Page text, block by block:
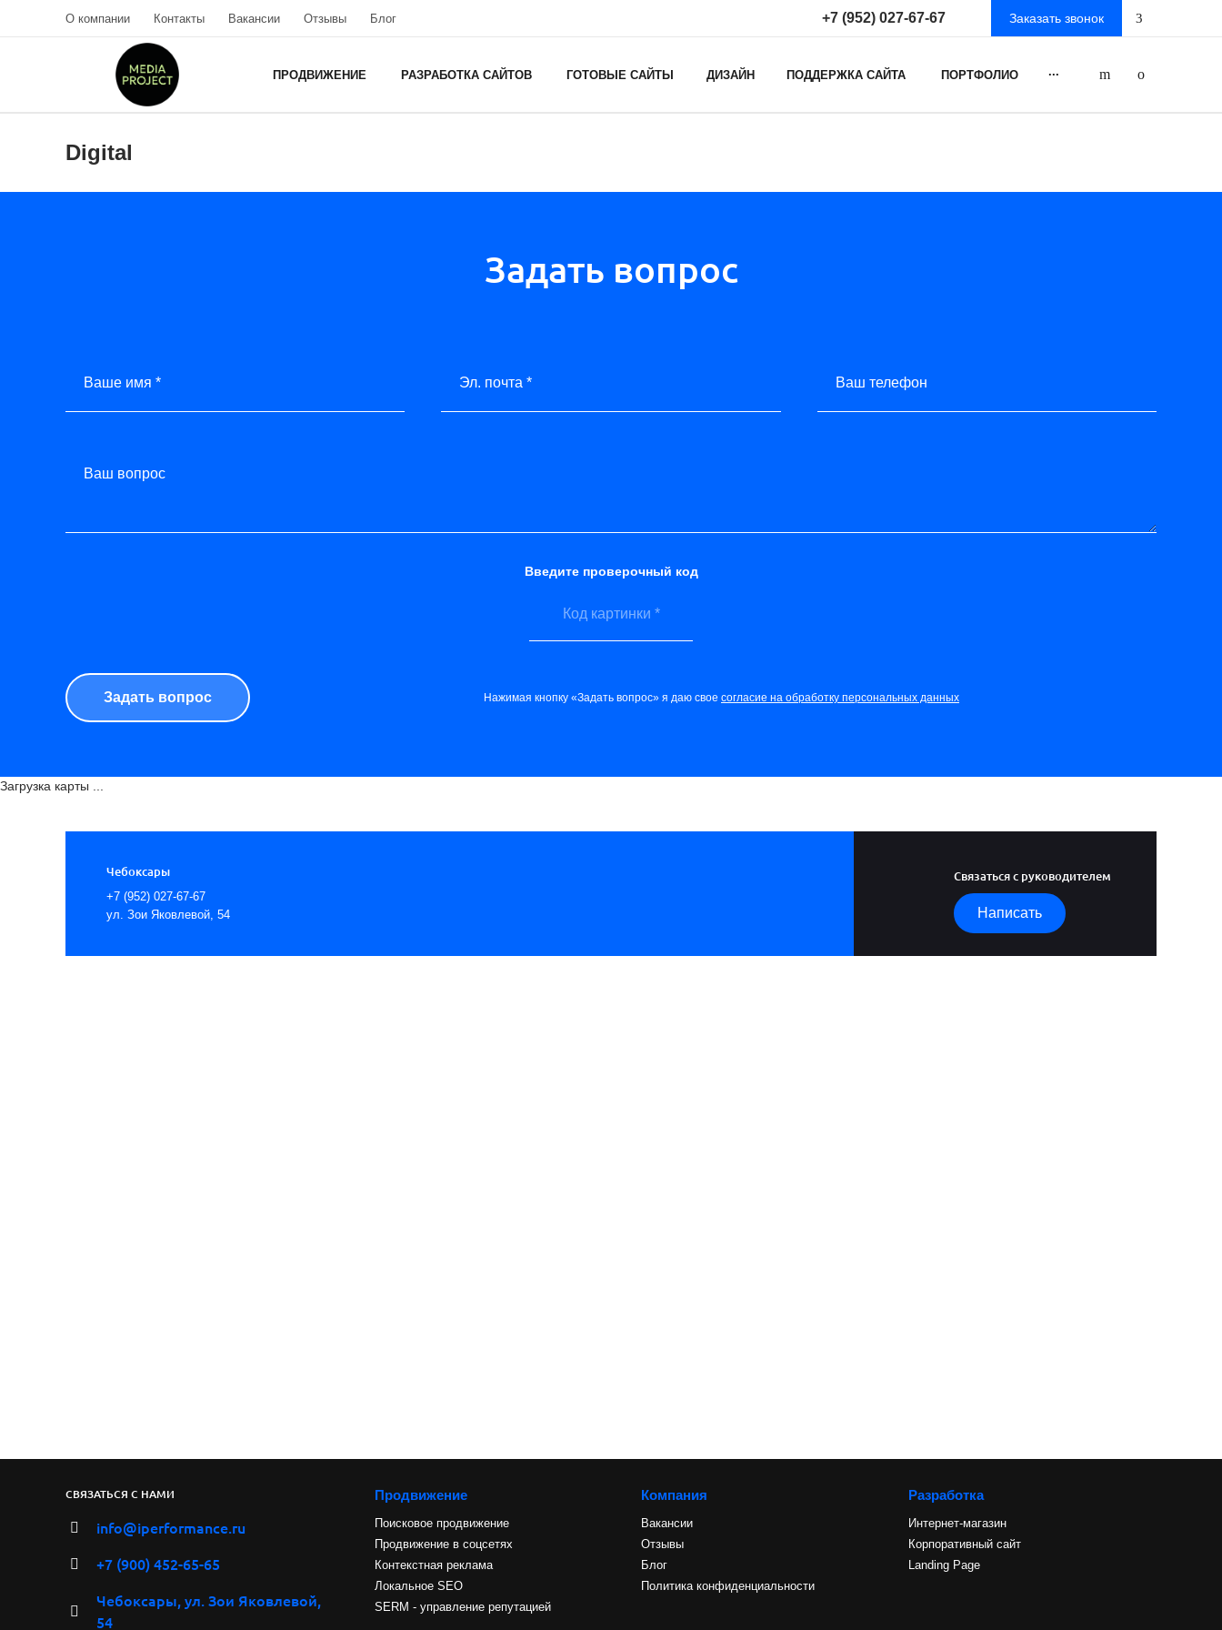
О компании Контакты Вакансии Отзывы Блог +7 (952) 027-67-67 Заказать звонок
ПРОДВИЖЕНИЕ РАЗРАБОТКА САЙТОВ ГОТОВЫЕ САЙТЫ ДИЗАЙН ПОДДЕРЖКА САЙТА ПОРТФОЛИО ...
Digital
Задать вопрос
Ваше имя * Эл. почта * Ваш телефон
Ваш вопрос
Введите проверочный код
Нажимая кнопку «Задать вопрос» я даю свое согласие на обработку персональных данных
Чебоксары
+7 (952) 027-67-67
ул. Зои Яковлевой, 54
Связаться с руководителем
Написать
Загрузка карты ...
СВЯЗАТЬСЯ С НАМИ
info@iperformance.ru
+7 (900) 452-65-65
Чебоксары, ул. Зои Яковлевой,
54
Продвижение
Поисковое продвижение
Продвижение в соцсетях
Контекстная реклама
Локальное SEO
SERM - управление репутацией
Компания
Вакансии
Отзывы
Блог
Политика конфиденциальности
Разработка
Интернет-магазин
Корпоративный сайт
Landing Page